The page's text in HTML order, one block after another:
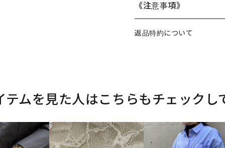
《注意事項》
返品特約について
テムを見た人はこちらもチェックし